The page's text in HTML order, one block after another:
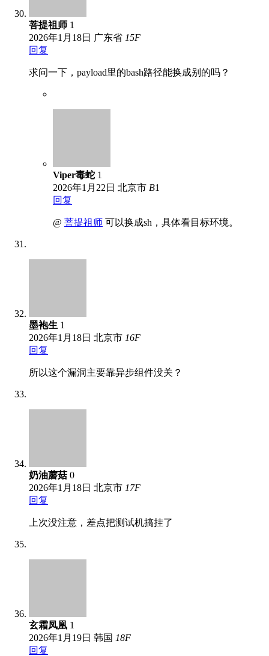
菩提祖师 1
2026年1月18日 广东省 15F
回复
求问一下，payload里的bash路径能换成别的吗？
Viper毒蛇 1
2026年1月22日 北京市 B1
回复
@ 菩提祖师 可以换成sh，具体看目标环境。
墨袍生 1
2026年1月18日 北京市 16F
回复
所以这个漏洞主要靠异步组件没关？
奶油蘑菇 0
2026年1月18日 北京市 17F
回复
上次没注意，差点把测试机搞挂了
玄霜凤凰 1
2026年1月19日 韩国 18F
回复